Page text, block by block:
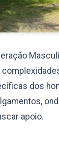
dos
apoio.